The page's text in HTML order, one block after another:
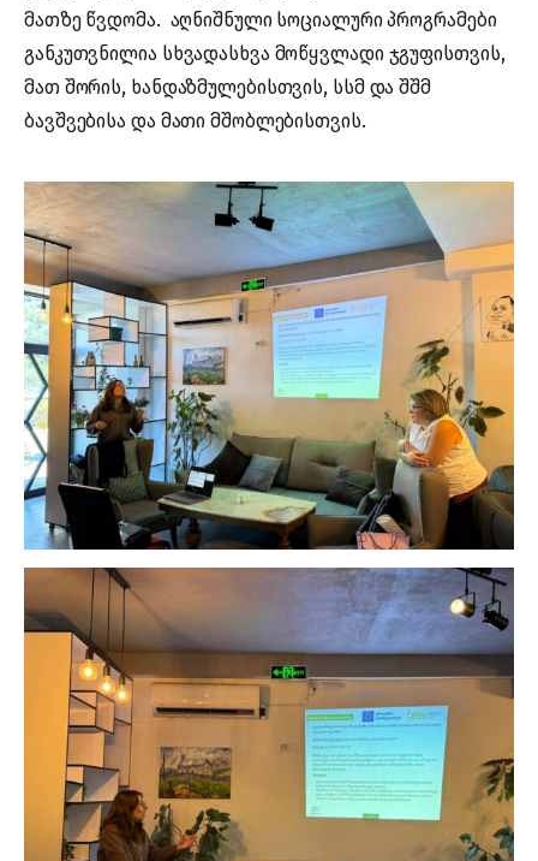
მათზე წვდომა. აღნიშნული სოციალური პროგრამები
განკუთვნილია სხვადასხვა მოწყვლადი ჯგუფისთვის,
მათ შორის, ხანდაზმულებისთვის, სსმ და შშმ
ბავშვებისა და მათი მშობლებისთვის.